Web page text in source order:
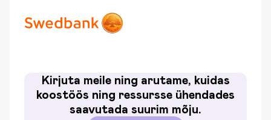
Kirjuta meile ning arutame, kuidas
koostöös ning ressursse ühendades
saavutada suurim mõju.